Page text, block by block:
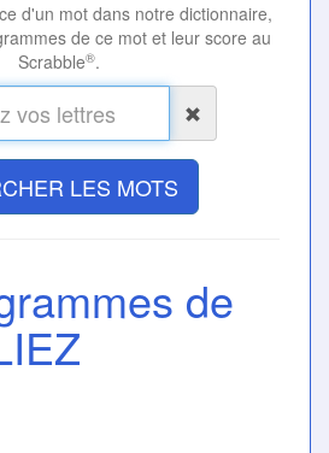
d'un mot dans notre dictionnaire,
de ce mot et leur score au
Scrabble®.
LES MOTS
de